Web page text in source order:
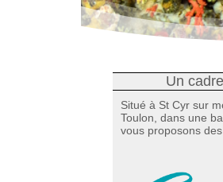
Un
Situé à St Cyr sur
Toulon, dans une
vous proposons